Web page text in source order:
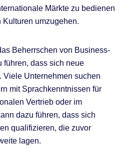
Märkte zu bedienen
umzugehen.
Beherrschen von Business-
führen, dass sich neue
Viele Unternehmen suchen
mit Sprachkenntnissen für
Vertrieb oder im
dazu führen, dass sich
qualifizieren, die zuvor
lagen.